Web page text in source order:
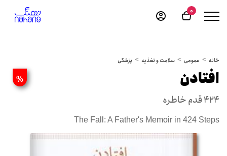
0
خانه عمومی سلامت و تغذیه پزشکی
% افتادن
424 قدم خاطره
The Fall: A Father's Memoir in 424 Steps